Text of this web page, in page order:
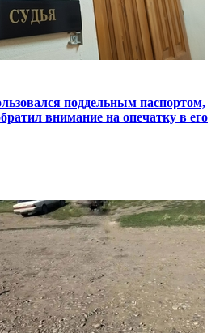
поддельным паспортом,
внимание на опечатку в его